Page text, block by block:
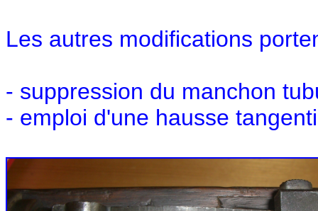
Les autres modifications
- suppression du manchon
- emploi d'une hausse